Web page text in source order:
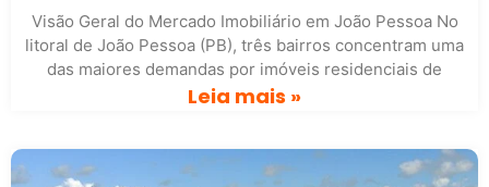
Visão Geral do Mercado Imobiliário em João Pessoa No
litoral de João Pessoa (PB), três bairros concentram uma
das maiores demandas por imóveis residenciais de
Leia mais »